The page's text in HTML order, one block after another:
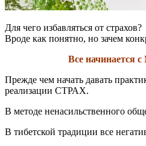
Для чего избавляться от страхов?
Вроде как понятно, но зачем
Все начинается
Прежде чем начать давать
реализации СТРАХ.
В методе ненасильственного
В тибетской традиции все